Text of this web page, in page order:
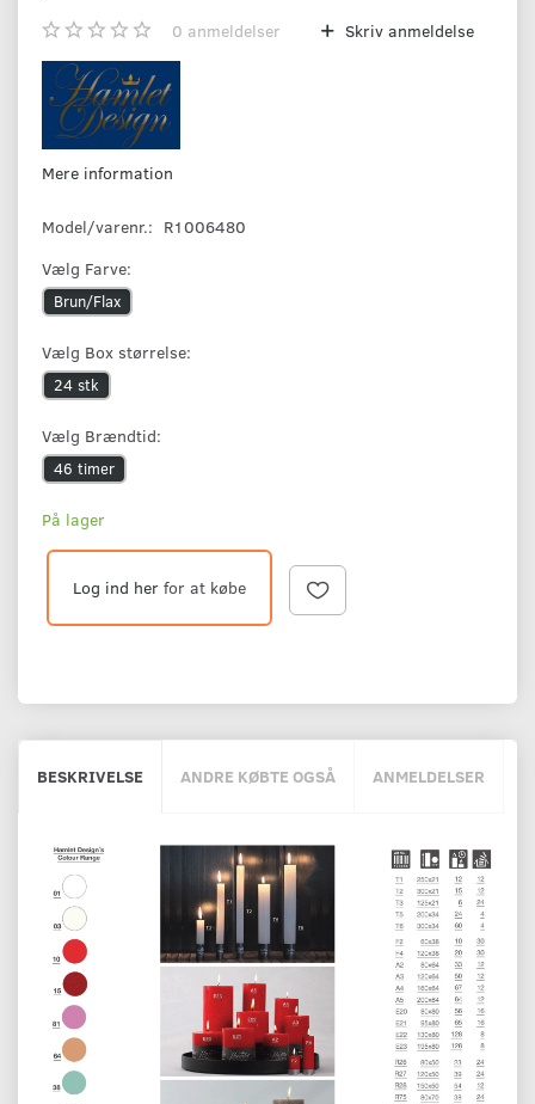
0 anmeldelser Skriv anmeldelse
Mere information
Model/varenr.: R1006480
Vælg Farve:
Brun/Flax
Vælg Box størrelse:
24 stk
Vælg Brændtid:
46 timer
På lager
Log ind her for at købe
BESKRIVELSE ANDRE KØBTE OGSÅ ANMELDELSER